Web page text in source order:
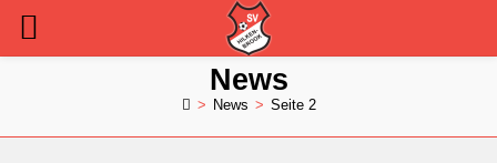
News
> News > Seite 2